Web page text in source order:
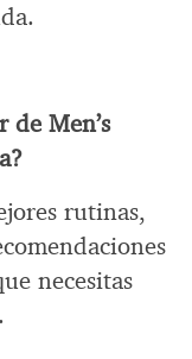
de Men’s
rutinas,
necesitas